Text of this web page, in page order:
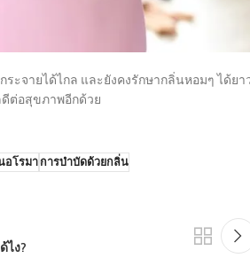
ระจายได้ไกล และยังคงรักษากลิ่นหอมๆ ได้
ต่อสุขภาพอีกด้วย
อโรมาการบำบัดด้วยกลิ่น
ไง?